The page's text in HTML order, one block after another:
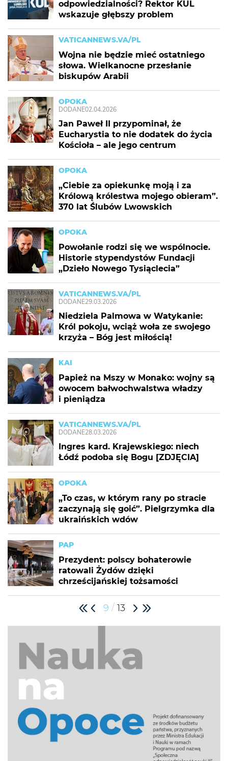
odpowiedzialności? Rektor KUL
wskazuje głębszy problem
VATICANNEWS.VA/PL
Wojna nie będzie mieć ostatniego
słowa. Wielkanocne przesłanie
biskupów Arabii
OPOKA
DODANE02.04.2026
Jan Paweł II przypominał, że
Eucharystia to nie dodatek do życia
Kościoła – ale jego centrum
OPOKA
„Ciebie za opiekunkę moją i za
Królową królestwa mojego obieram”.
370 lat Ślubów Lwowskich
OPOKA
Powołanie rodzi się we wspólnocie.
Historie stypendystów Fundacji
„Dzieło Nowego Tysiąclecia”
VATICANNEWS.VA/PL
DODANE29.03.2026
Niedziela Palmowa w Watykanie:
Król pokoju, wciąż woła ze swojego
krzyża – Bóg jest miłością!
KAI
Papież na Mszy w Monako: wojny są
owocem bałwochwalstwa władzy
i pieniądza
VATICANNEWS.VA/PL
DODANE28.03.2026
Ingres kard. Krajewskiego: niech
Łódź podoba się Bogu [ZDJĘCIA]
OPOKA
„To czas, w którym rany po stracie
zaczynają się goić”. Pielgrzymka dla
ukraińskich wdów
PAP
Prezydent: polscy bohaterowie
ratowali Żydów dzięki
chrześcijańskiej tożsamości
9 / 13